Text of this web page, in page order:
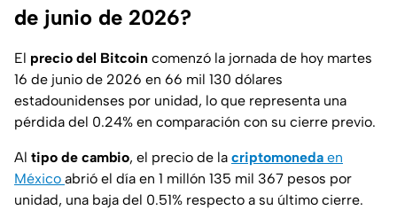
de junio de 2026?
El precio del Bitcoin comenzó la jornada de hoy martes
16 de junio de 2026 en 66 mil 130 dólares
estadounidenses por unidad, lo que representa una
pérdida del 0.24% en comparación con su cierre previo.
Al tipo de cambio, el precio de la criptomoneda en
México abrió el día en 1 millón 135 mil 367 pesos por
unidad, una baja del 0.51% respecto a su último cierre.